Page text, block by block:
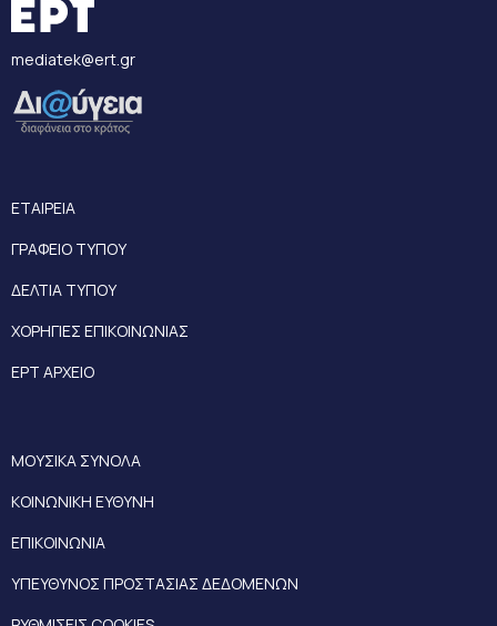
mediatek@ert.gr
ΕΤΑΙΡΕΙΑ
ΓΡΑΦΕΙΟ ΤΥΠΟΥ
ΔΕΛΤΙΑ ΤΥΠΟΥ
ΧΟΡΗΓΙΕΣ ΕΠΙΚΟΙΝΩΝΙΑΣ
ΕΡΤ ΑΡΧΕΙΟ
ΜΟΥΣΙΚΑ ΣΥΝΟΛΑ
ΚΟΙΝΩΝΙΚΗ ΕΥΘΥΝΗ
ΕΠΙΚΟΙΝΩΝΙΑ
ΥΠΕΥΘΥΝΟΣ ΠΡΟΣΤΑΣΙΑΣ ΔΕΔΟΜΕΝΩΝ